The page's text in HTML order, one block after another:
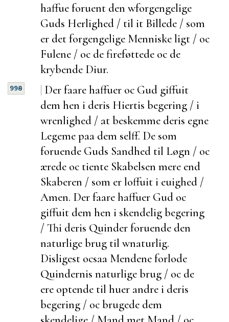
haffue foruent den wforgengelige
Guds Herlighed / til it Billede / som
er det forgengelige Menniske ligt / oc
Fulene / oc de fireføttede oc de
krybende Diur.
|
998
Der faare haffuer oc Gud giffuit
dem hen i deris Hiertis begering / i
wrenlighed / at beskemme deris egne
Legeme paa dem selff. De som
foruende Guds Sandhed til Løgn / oc
ærede oc tiente Skabelsen mere end
Skaberen / som erloffuit i euighed /
Amen. Der faare haffuer Gud oc
giffuit dem hen i skendelig begering
/ Thi deris Quinderforuende den
naturlige brug til wnaturlig.
Disligest ocsaa Mendene forlode
Quindernis naturlige brug / oc de
ere optende til huer andre i deris
begering / oc brugede dem